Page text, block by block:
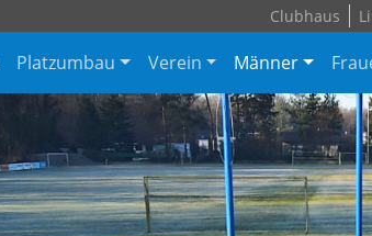
Clubhaus
Platzumbau Verein Männer